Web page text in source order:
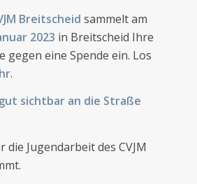
Breitscheid sammelt am
2023 in Breitscheid Ihre
gegen eine Spende ein. Los
.
sichtbar an die Straße
die Jugendarbeit des CVJM